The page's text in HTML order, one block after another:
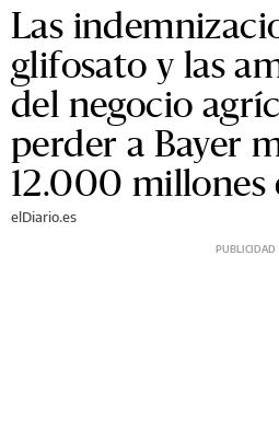
Las
glifosato y las
del negocio
perder a Bayer
12.000 millones
elDiario.es